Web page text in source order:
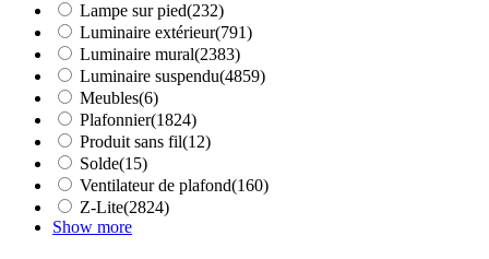
Lampe sur pied(232)
Luminaire extérieur(791)
Luminaire mural(2383)
Luminaire suspendu(4859)
Meubles(6)
Plafonnier(1824)
Produit sans fil(12)
Solde(15)
Ventilateur de plafond(160)
Z-Lite(2824)
Show more